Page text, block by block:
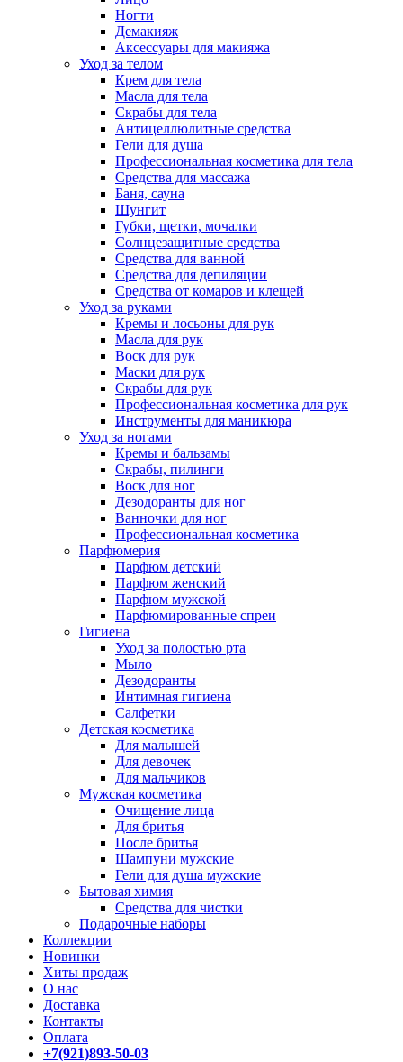
Ногти
Демакияж
Аксессуары для макияжа
Уход за телом
Крем для тела
Масла для тела
Скрабы для тела
Антицеллюлитные средства
Гели для душа
Профессиональная косметика для тела
Средства для массажа
Баня, сауна
Шунгит
Губки, щетки, мочалки
Солнцезащитные средства
Средства для ванной
Средства для депиляции
Средства от комаров и клещей
Уход за руками
Кремы и лосьоны для рук
Масла для рук
Воск для рук
Маски для рук
Скрабы для рук
Профессиональная косметика для рук
Инструменты для маникюра
Уход за ногами
Кремы и бальзамы
Скрабы, пилинги
Воск для ног
Дезодоранты для ног
Ванночки для ног
Профессиональная косметика
Парфюмерия
Парфюм детский
Парфюм женский
Парфюм мужской
Парфюмированные спреи
Гигиена
Уход за полостью рта
Мыло
Дезодоранты
Интимная гигиена
Салфетки
Детская косметика
Для малышей
Для девочек
Для мальчиков
Мужская косметика
Очищение лица
Для бритья
После бритья
Шампуни мужские
Гели для душа мужские
Бытовая химия
Средства для чистки
Подарочные наборы
Коллекции
Новинки
Хиты продаж
О нас
Доставка
Контакты
Оплата
+7(921)893-50-03